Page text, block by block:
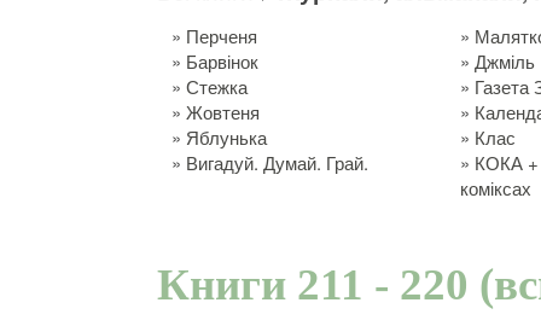
» Перченя »
» Барвінок »Джміль
»Стежка » Газета
»Жовтеня »
» Яблунька » Клас
» Вигадуй. Думай. Грай. » КОКА +
коміксах
Книги 211 - 220